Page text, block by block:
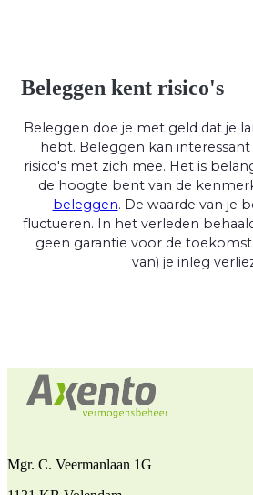
Beleggen kent risico's
Beleggen doe je met geld dat je
hebt. Beleggen kan
risico's met zich mee. Het is
de hoogte bent van de
beleggen. De waarde van je
fluctueren. In het verleden
geen garantie voor de
van) je inleg
Mgr. C. Veermanlaan 1G